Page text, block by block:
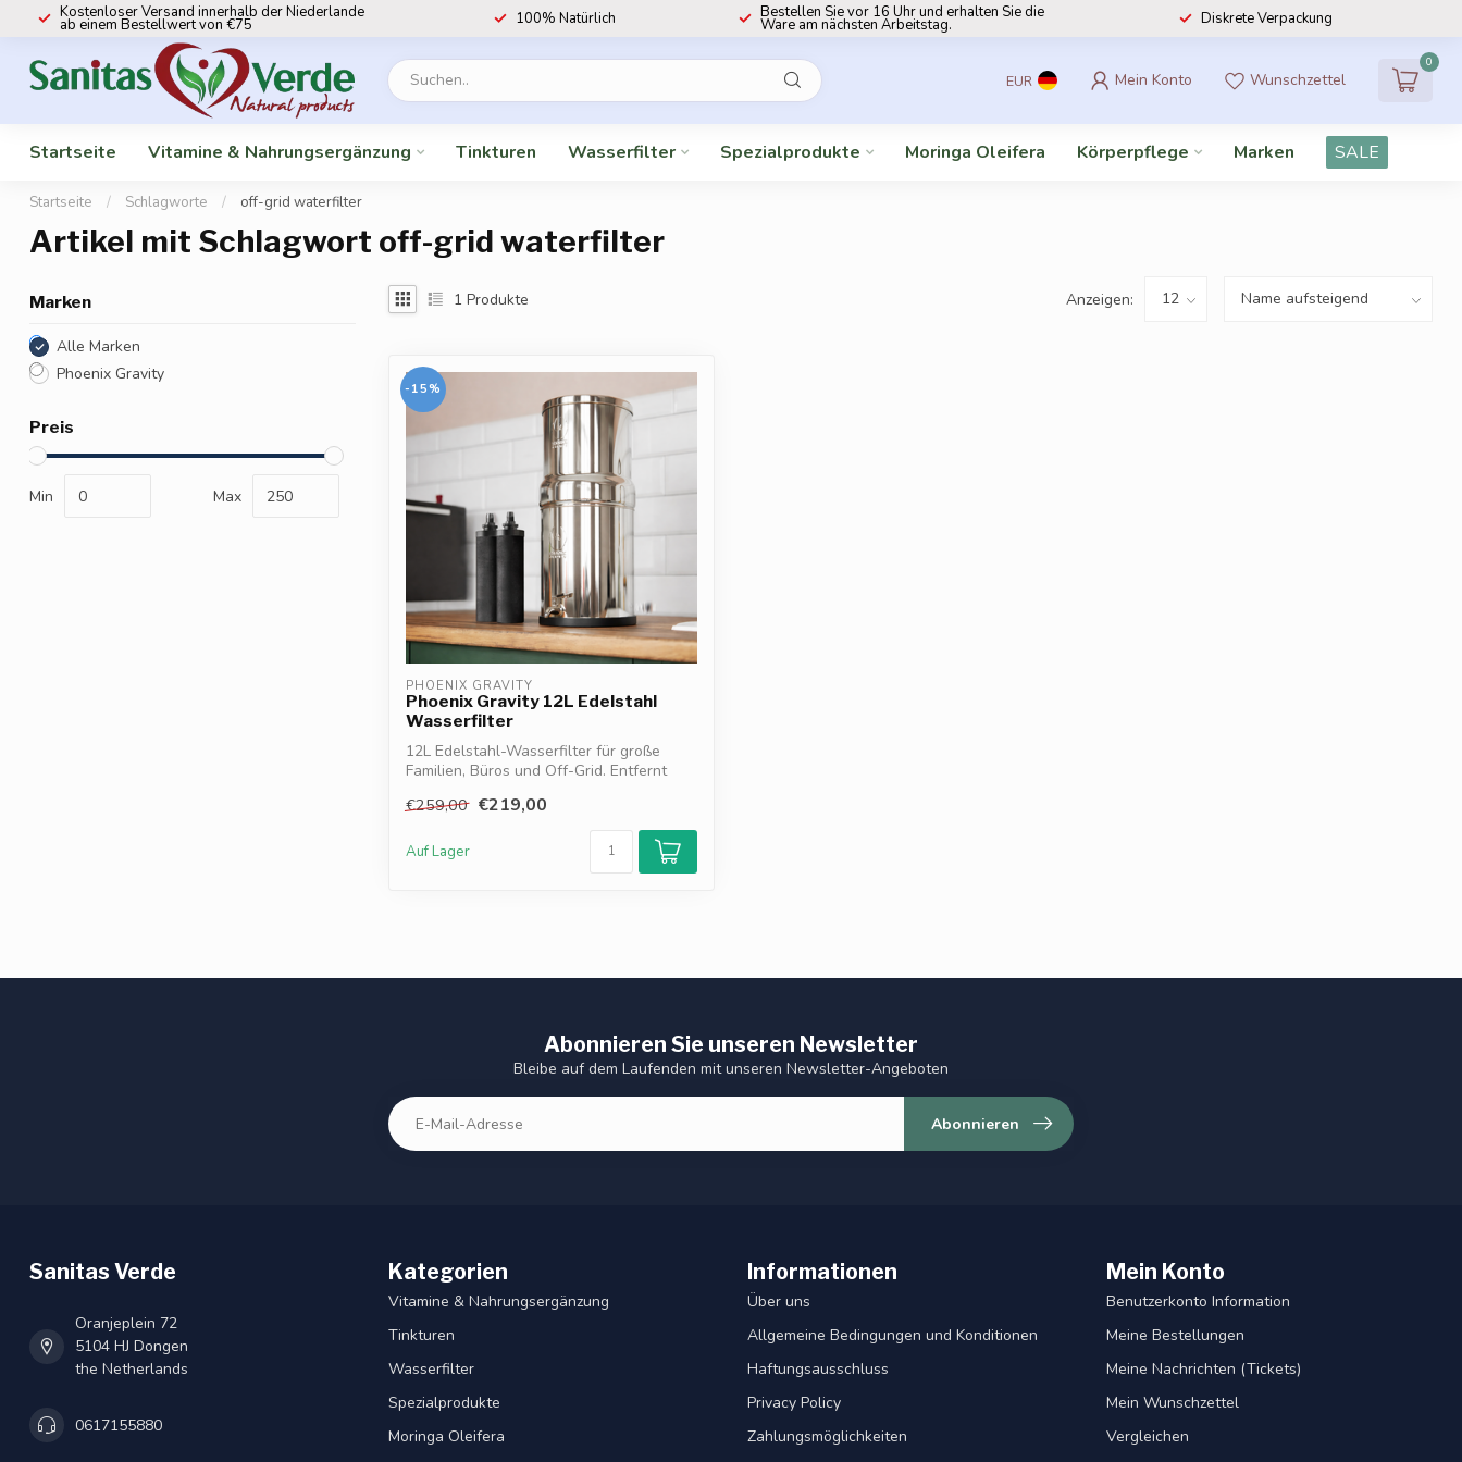
Kostenloser Versand innerhalb der Niederlande
ab einem Bestellwert von €75 100% Natürlich Bestellen Sie vor 16 Uhr und erhalten Sie die
Ware am nächsten Arbeitstag. Diskrete Verpackung
EUR Mein Konto Wunschzettel
0
Startseite Vitamine & Nahrungsergänzung Tinkturen Wasserfilter Spezialprodukte Moringa Oleifera Körperpflege Marken SALE
Startseite / Schlagworte / off-grid waterfilter
Artikel mit Schlagwort off-grid waterfilter
Marken
Alle Marken
Phoenix Gravity
Preis
Min Max
1 Produkte Anzeigen:
-15%
PHOENIX GRAVITY
Phoenix Gravity 12L Edelstahl
Wasserfilter
12L Edelstahl-Wasserfilter für große
Familien, Büros und Off-Grid. Entfernt
€259,00 €219,00
Auf Lager
Abonnieren Sie unseren Newsletter
Bleibe auf dem Laufenden mit unseren Newsletter-Angeboten
Abonnieren
Sanitas Verde
Oranjeplein 72
5104 HJ Dongen
the Netherlands
0617155880
Kategorien
Vitamine & Nahrungsergänzung
Tinkturen
Wasserfilter
Spezialprodukte
Moringa Oleifera
Informationen
Über uns
Allgemeine Bedingungen und Konditionen
Haftungsausschluss
Privacy Policy
Zahlungsmöglichkeiten
Mein Konto
Benutzerkonto Information
Meine Bestellungen
Meine Nachrichten (Tickets)
Mein Wunschzettel
Vergleichen